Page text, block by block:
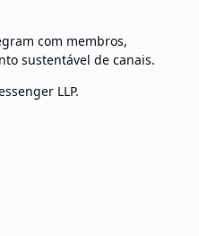
com membros,
sustentável de canais.
LLP.